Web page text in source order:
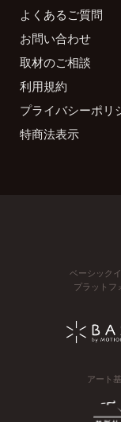
よくあるご質問
お問い合わせ
取材のご相談
利用規約
プライバシーポリ
特商法表示
ベーシック
プラットフ
アート